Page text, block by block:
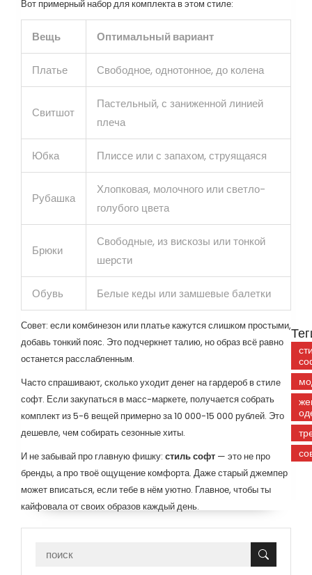
Вот примерный набор для комплекта в этом стиле:
Вещь Оптимальный вариант
Платье Свободное, однотонное, до колена
Свитшот
Пастельный, с заниженной линией
плеча
Юбка Плиссе или с запахом, струящаяся
Рубашка
Хлопковая, молочного или светло-
голубого цвета
Брюки
Свободные, из вискозы или тонкой
шерсти
Обувь Белые кеды или замшевые балетки
Совет: если комбинезон или платье кажутся слишком простыми,
добавь тонкий пояс. Это подчеркнет талию, но образ всё равно
останется расслабленным.
Часто спрашивают, сколько уходит денег на гардероб в стиле
софт. Если закупаться в масс-маркете, получается собрать
комплект из 5-6 вещей примерно за 10 000-15 000 рублей. Это
дешевле, чем собирать сезонные хиты.
И не забывай про главную фишку: стиль софт — это не про
бренды, а про твоё ощущение комфорта. Даже старый джемпер
может вписаться, если тебе в нём уютно. Главное, чтобы ты
кайфовала от своих образов каждый день.